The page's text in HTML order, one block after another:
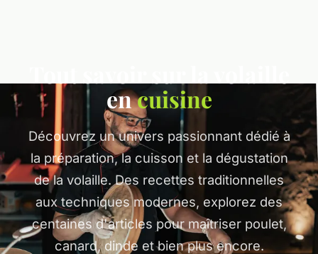
encuisine
Découvrez un univers passionnant dédié à
la préparation, la cuisson et la dégustation
de la volaille. Des recettes traditionnelles
aux techniques modernes, explorez des
centaines d'articles pour maîtriser poulet,
canard, dinde et bien plus encore.